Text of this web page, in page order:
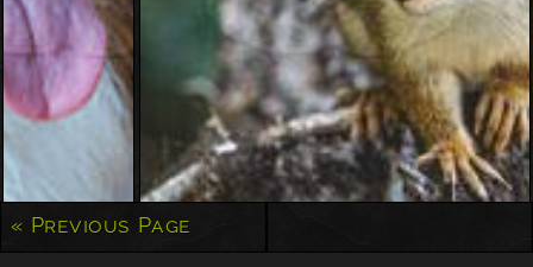
« Previous Page